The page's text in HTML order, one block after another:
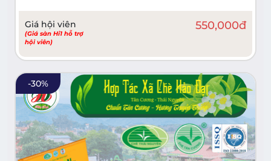
Giá hội viên
(Giá sàn Hi1 hỗ trợ
hội viên)
550,000đ
-30%